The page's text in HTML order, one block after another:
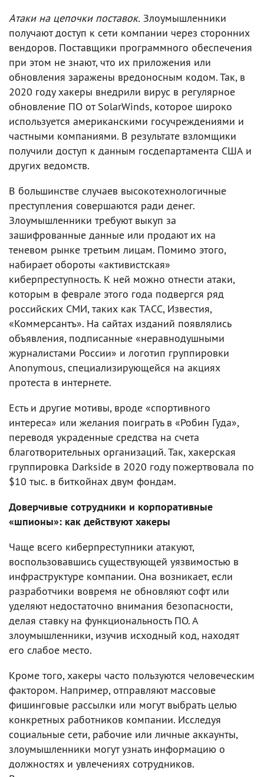
Атаки на цепочки поставок. Злоумышленники
получают доступ к сети компании через сторонних
вендоров. Поставщики программного обеспечения
при этом не знают, что их приложения или
обновления заражены вредоносным кодом. Так, в
2020 году хакеры внедрили вирус в регулярное
обновление ПО от SolarWinds, которое широко
используется американскими госучреждениями и
частными компаниями. В результате взломщики
получили доступ к данным госдепартамента США и
других ведомств.
В большинстве случаев высокотехнологичные
преступления совершаются ради денег.
Злоумышленники требуют выкуп за
зашифрованные данные или продают их на
теневом рынке третьим лицам. Помимо этого,
набирает обороты «активистская»
киберпреступность. К ней можно отнести атаки,
которым в феврале этого года подвергся ряд
российских СМИ, таких как ТАСС, Известия,
«Коммерсантъ». На сайтах изданий появлялись
объявления, подписанные «неравнодушными
журналистами России» и логотип группировки
Anonymous, специализирующейся на акциях
протеста в интернете.
Есть и другие мотивы, вроде «спортивного
интереса» или желания поиграть в «Робин Гуда»,
переводя украденные средства на счета
благотворительных организаций. Так, хакерская
группировка Darkside в 2020 году пожертвовала по
$10 тыс. в биткойнах двум фондам.
Доверчивые сотрудники и корпоративные
«шпионы»: как действуют хакеры
Чаще всего киберпреступники атакуют,
воспользовавшись существующей уязвимостью в
инфраструктуре компании. Она возникает, если
разработчики вовремя не обновляют софт или
уделяют недостаточно внимания безопасности,
делая ставку на функциональность ПО. А
злоумышленники, изучив исходный код, находят
его слабое место.
Кроме того, хакеры часто пользуются человеческим
фактором. Например, отправляют массовые
фишинговые рассылки или могут выбрать целью
конкретных работников компании. Исследуя
социальные сети, рабочие или личные аккаунты,
злоумышленники могут узнать информацию о
должностях и увлечениях сотрудников.